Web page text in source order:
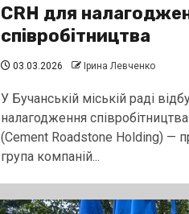
CRH для
співробітництва
03.03.2026 Ірина Левченко
У Бучанській міській раді
налагодження
(Cement Roadstone Holding) —
група компаній...